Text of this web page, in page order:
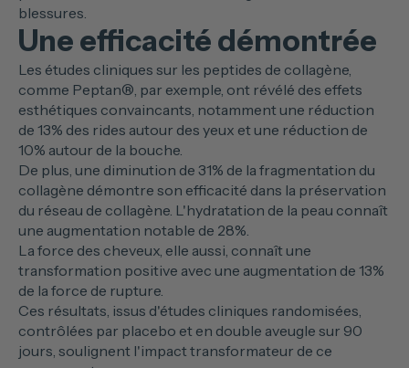
blessures.
Une efficacité démontrée
Les études cliniques sur les peptides de collagène,
comme Peptan®, par exemple, ont révélé des effets
esthétiques convaincants, notamment une réduction
de 13% des rides autour des yeux et une réduction de
10% autour de la bouche.
De plus, une diminution de 31% de la fragmentation du
collagène démontre son efficacité dans la préservation
du réseau de collagène. L'hydratation de la peau connaît
une augmentation notable de 28%.
La force des cheveux, elle aussi, connaît une
transformation positive avec une augmentation de 13%
de la force de rupture.
Ces résultats, issus d'études cliniques randomisées,
contrôlées par placebo et en double aveugle sur 90
jours, soulignent l'impact transformateur de ce